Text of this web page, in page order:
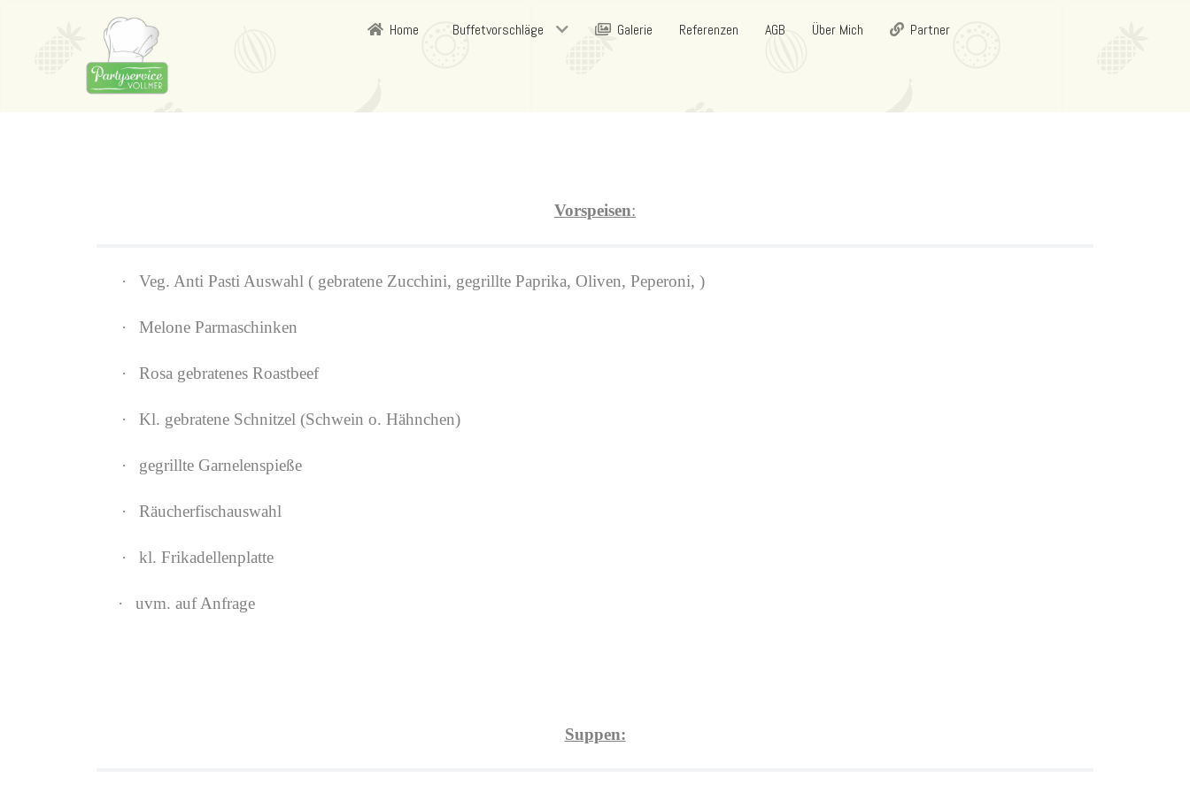
Home Buffetvorschläge Galerie Referenzen AGB Über Mich Partner
Vorspeisen:
· Veg. Anti Pasti Auswahl ( gebratene Zucchini, gegrillte Paprika, Oliven, Peperoni, )
· Melone Parmaschinken
· Rosa gebratenes Roastbeef
· Kl. gebratene Schnitzel (Schwein o. Hähnchen)
· gegrillte Garnelenspieße
· Räucherfischauswahl
· kl. Frikadellenplatte
· uvm. auf Anfrage
Suppen: